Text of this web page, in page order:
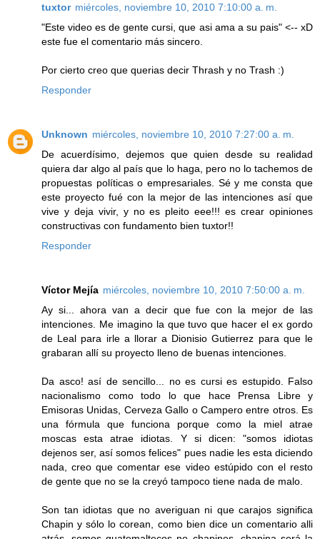
tuxtor miércoles, noviembre 10, 2010 7:10:00 a. m.
"Este video es de gente cursi, que asi ama a su pais" <-- xD
este fue el comentario más sincero.
Por cierto creo que querias decir Thrash y no Trash :)
Responder
Unknown miércoles, noviembre 10, 2010 7:27:00 a. m.
De acuerdísimo, dejemos que quien desde su realidad
quiera dar algo al país que lo haga, pero no lo tachemos de
propuestas políticas o empresariales. Sé y me consta que
este proyecto fué con la mejor de las intenciones así que
vive y deja vivir, y no es pleito eee!!! es crear opiniones
constructivas con fundamento bien tuxtor!!
Responder
Víctor Mejía miércoles, noviembre 10, 2010 7:50:00 a. m.
Ay si... ahora van a decir que fue con la mejor de las
intenciones. Me imagino la que tuvo que hacer el ex gordo
de Leal para irle a llorar a Dionisio Gutierrez para que le
grabaran allí su proyecto lleno de buenas intenciones.
Da asco! así de sencillo... no es cursi es estupido. Falso
nacionalismo como todo lo que hace Prensa Libre y
Emisoras Unidas, Cerveza Gallo o Campero entre otros. Es
una fórmula que funciona porque como la miel atrae
moscas esta atrae idiotas. Y si dicen: "somos idiotas
dejenos ser, así somos felices" pues nadie les esta diciendo
nada, creo que comentar ese video estúpido con el resto
de gente que no se la creyó tampoco tiene nada de malo.
Son tan idiotas que no averiguan ni que carajos significa
Chapin y sólo lo corean, como bien dice un comentario alli